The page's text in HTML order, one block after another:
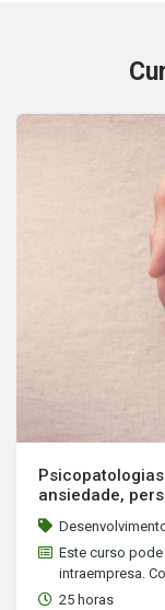
ansiedade,
Este curso
intraempresa.
25 horas